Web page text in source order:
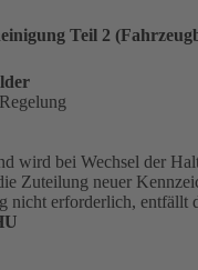
Teil 2
wird bei Wechsel der
Zuteilung neuer
nicht erforderlich, entfällt